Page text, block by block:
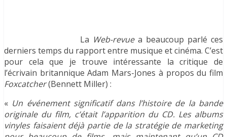
La Web-revuea beaucoup parlé ces
derniers temps du rapport entre musique et cinéma. C’est
pour cela que je trouve intéressante la critique de
l’écrivain britannique Adam Mars-Jones à propos du film
Foxcatcher(Bennett Miller) :
« Un événement significatif dans l’histoire de la bande
originale du film, c’était l’apparition du CD. Les albums
vinyles faisaient déjà partie de la stratégie de marketing